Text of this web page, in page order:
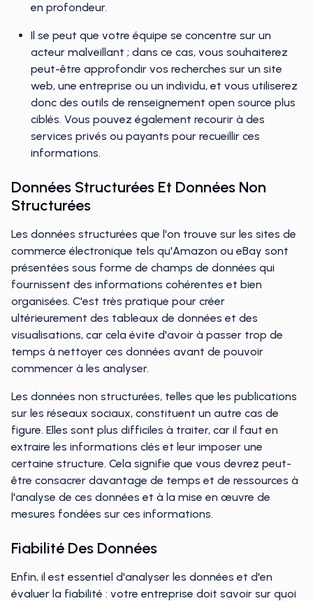
en profondeur.
Il se peut que votre équipe se concentre sur un
acteur malveillant ; dans ce cas, vous souhaiterez
peut-être approfondir vos recherches sur un site
web, une entreprise ou un individu, et vous utiliserez
donc des outils de renseignement open source plus
ciblés. Vous pouvez également recourir à des
services privés ou payants pour recueillir ces
informations.
Données Structurées Et Données Non
Structurées
Les données structurées que l'on trouve sur les sites de
commerce électronique tels qu'Amazon ou eBay sont
présentées sous forme de champs de données qui
fournissent des informations cohérentes et bien
organisées. C'est très pratique pour créer
ultérieurement des tableaux de données et des
visualisations, car cela évite d'avoir à passer trop de
temps à nettoyer ces données avant de pouvoir
commencer à les analyser.
Les données non structurées, telles que les publications
sur les réseaux sociaux, constituent un autre cas de
figure. Elles sont plus difficiles à traiter, car il faut en
extraire les informations clés et leur imposer une
certaine structure. Cela signifie que vous devrez peut-
être consacrer davantage de temps et de ressources à
l'analyse de ces données et à la mise en œuvre de
mesures fondées sur ces informations.
Fiabilité Des Données
Enfin, il est essentiel d'analyser les données et d'en
évaluer la fiabilité : votre entreprise doit savoir sur quoi